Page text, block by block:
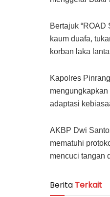
Bertajuk
kaum duafa,
korban laka
Kapolres
adaptasi
AKBP Dwi
mematuhi
mencuci tangan
Berita Terkait